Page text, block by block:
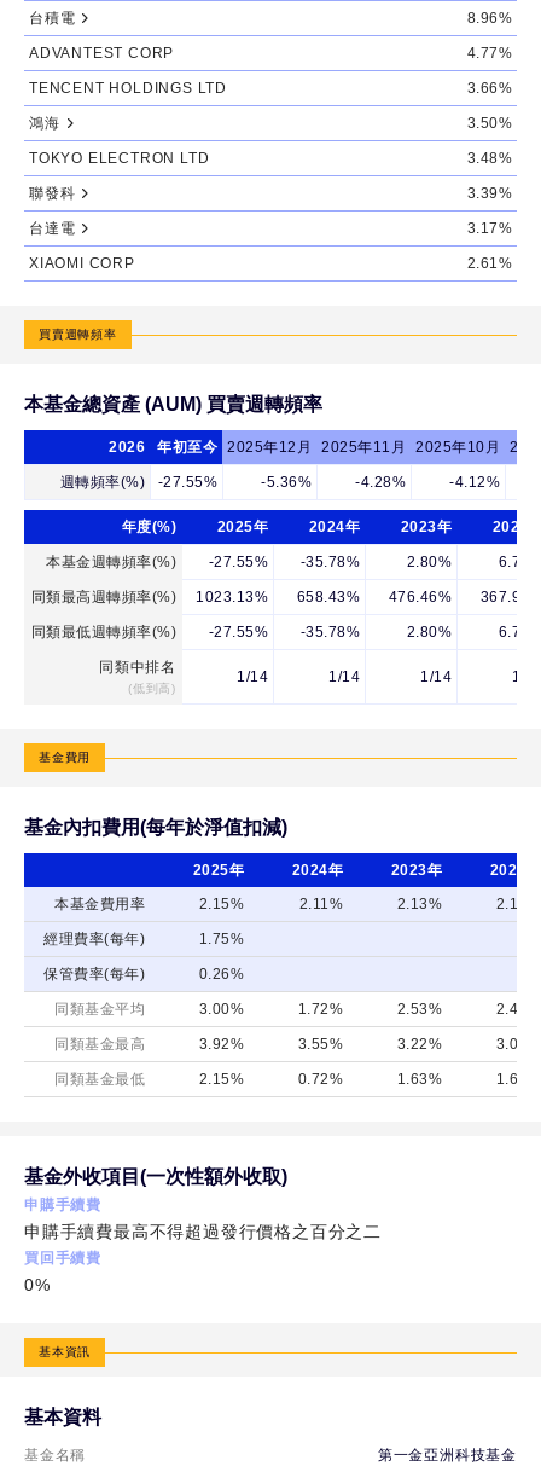
台積電 8.96%
ADVANTEST CORP 4.77%
TENCENT HOLDINGS LTD 3.66%
鴻海 3.50%
TOKYO ELECTRON LTD 3.48%
聯發科 3.39%
台達電 3.17%
XIAOMI CORP 2.61%
買賣週轉頻率
本基金總資產 (AUM) 買賣週轉頻率
2026 年初至今 2025年12月 2025年11月 2025年10月
週轉頻率(%) -27.55% -5.36% -4.28% -4.12%
年度(%) 2025年 2024年 2023年 2022
本基金週轉頻率(%) -27.55% -35.78% 2.80%
同類最高週轉頻率(%) 1023.13% 658.43% 476.46%
同類最低週轉頻率(%) -27.55% -35.78% 2.80%
同類中排名
(低到高)
1/14 1/14 1/14 1/
基金費用
基金內扣費用(每年於淨值扣減)
2025年 2024年 2023年
2022年
本基金費用率
2.15% 2.11% 2.13% 2.12%
經理費率(每年) 1.75%
保管費率(每年) 0.26%
同類基金平均 3.00% 1.72% 2.53% 2.45%
同類基金最高 3.92% 3.55% 3.22% 3.07%
同類基金最低 2.15% 0.72% 1.63% 1.61%
基金外收項目(一次性額外收取)
申購手續費
申購手續費最高不得超過發行價格之百分之二
買回手續費
0%
基本資訊
基本資料
基金名稱 第一金亞洲科技基金